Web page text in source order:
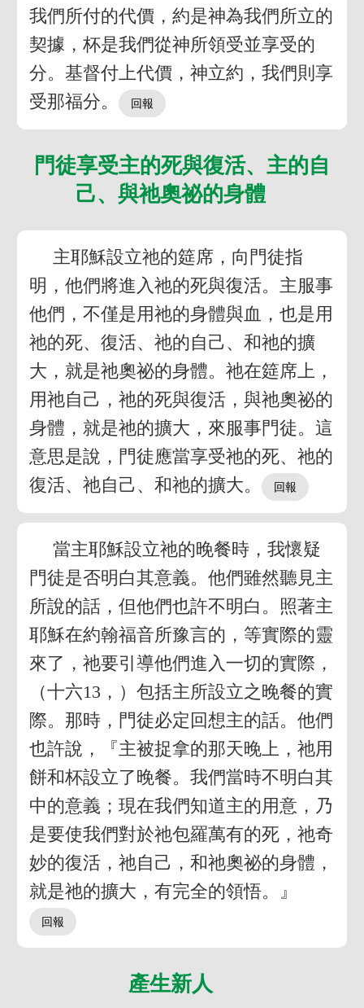
我們所付的代價，約是神為我們所立的
契據，杯是我們從神所領受並享受的
分。基督付上代價，神立約，我們則享
受那福分。
門徒享受主的死與復活、主的自
己、與祂奧祕的身體
主耶穌設立祂的筵席，向門徒指
明，他們將進入祂的死與復活。主服事
他們，不僅是用祂的身體與血，也是用
祂的死、復活、祂的自己、和祂的擴
大，就是祂奧祕的身體。祂在筵席上，
用祂自己，祂的死與復活，與祂奧祕的
身體，就是祂的擴大，來服事門徒。這
意思是說，門徒應當享受祂的死、祂的
復活、祂自己、和祂的擴大。
當主耶穌設立祂的晚餐時，我懷疑
門徒是否明白其意義。他們雖然聽見主
所說的話，但他們也許不明白。照著主
耶穌在約翰福音所豫言的，等實際的靈
來了，祂要引導他們進入一切的實際，
（十六13，）包括主所設立之晚餐的實
際。那時，門徒必定回想主的話。他們
也許說，『主被捉拿的那天晚上，祂用
餅和杯設立了晚餐。我們當時不明白其
中的意義；現在我們知道主的用意，乃
是要使我們對於祂包羅萬有的死，祂奇
妙的復活，祂自己，和祂奧祕的身體，
就是祂的擴大，有完全的領悟。』
產生新人